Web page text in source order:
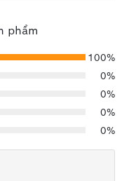
dựng, hầm mỏ,
phẩm
100%
0%
0%
0%
0%